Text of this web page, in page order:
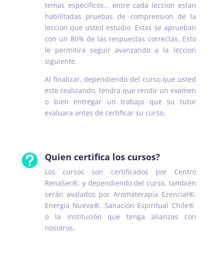
temas especificos… entre cada leccion estan
habilitadas pruebas de comprension de la
leccion que usted estudio. Estas se aprueban
con un 80% de las respuestas correctas. Esto
le permitira seguir avanzando a la leccion
siguiente.
Al finalizar, dependiendo del curso que usted
este realizando, tendra que rendir un examen
o bien entregar un trabajo que su tutor
evaluara antes de certificar su curso.
 Quien certifica los cursos?
Los cursos son certificados por Centro
RenaSer®, y dependiendo del curso, también
serán avalados por Aromaterapia Ezencial®,
Energia Nueva®, Sanación Espiritual Chile®
o la institución que tenga alianzas con
nosotros.